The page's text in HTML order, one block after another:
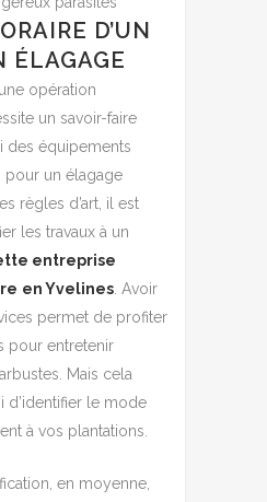
D’UN
ÉLAGAGE
opération
un savoir-faire
des équipements
pour un élagage
règles d’art, il est
les travaux à un
entreprise
en Yvelines. Avoir
permet de profiter
pour entretenir
Mais cela
d’identifier le mode
à vos plantations.
en moyenne,